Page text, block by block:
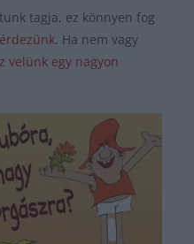
tagja, ez könnyen fog
. Ha nem vagy
velünk egy nagyon